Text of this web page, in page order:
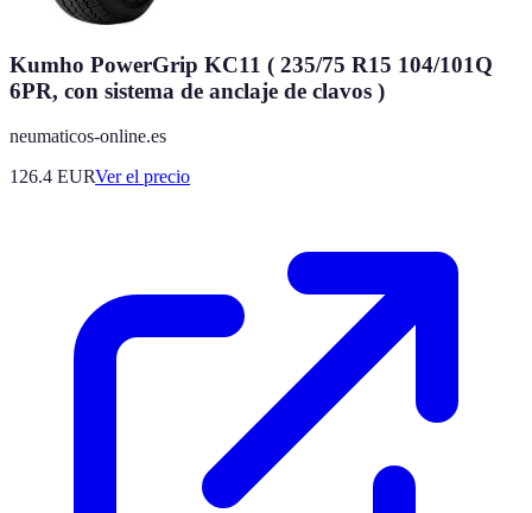
Kumho PowerGrip KC11 ( 235/75 R15 104/101Q
6PR, con sistema de anclaje de clavos )
neumaticos-online.es
126.4 EURVer el precio